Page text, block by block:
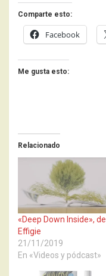
Comparte esto:
Facebook
Me gusta esto:
Relacionado
«Deep Down Inside», de
Effigie
21/11/2019
En «Videos y pódcast»